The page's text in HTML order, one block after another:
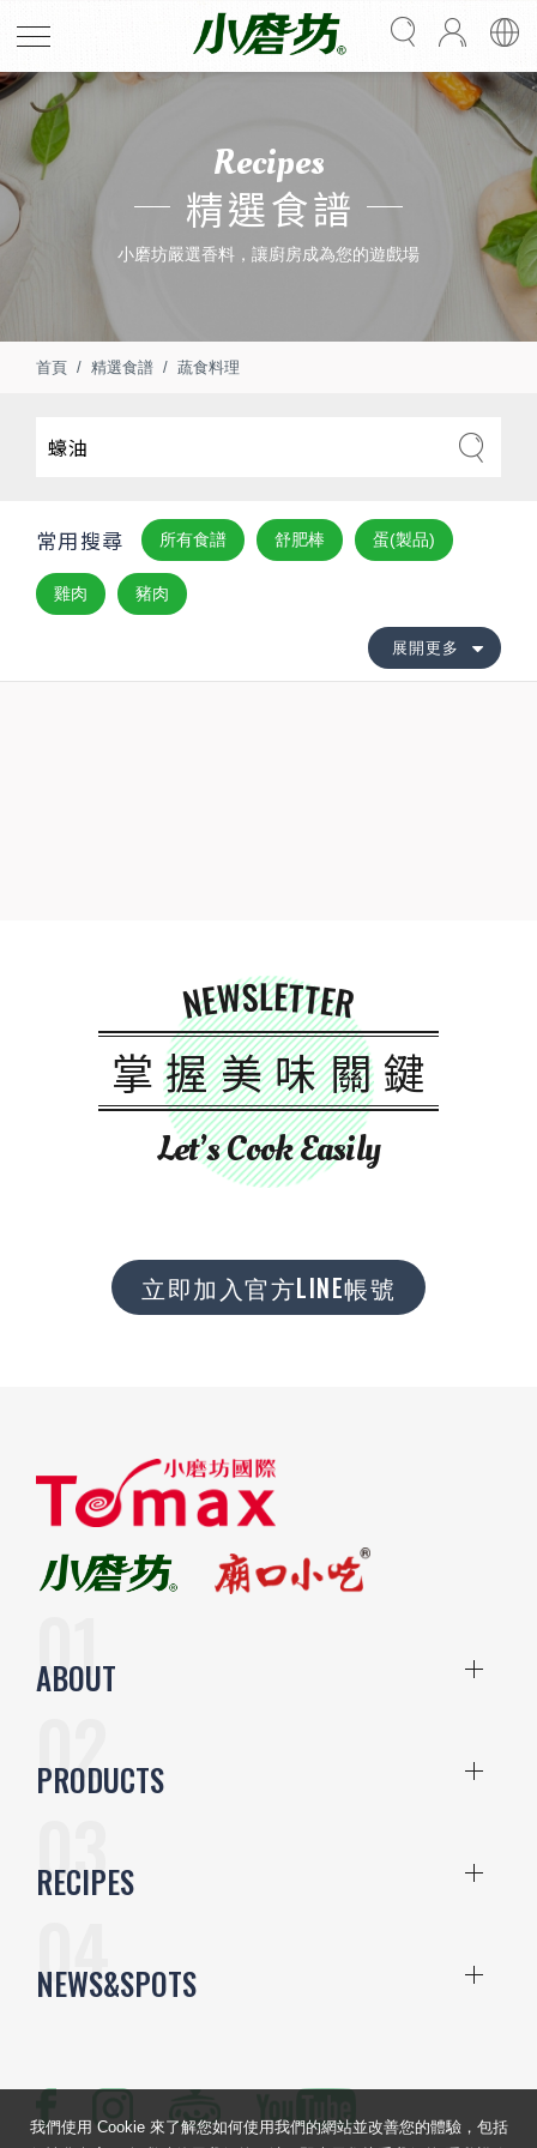
Recipes
精選食譜
小磨坊嚴選香料，讓廚房成為您的遊戲場
首頁 精選食譜 蔬食料理
常用搜尋 所有食譜 舒肥棒 蛋(製品)
雞肉 豬肉
展開更多
NEWSLETTER
掌握美味關鍵
Let’s Cook Easily
立即加入官方LINE帳號
ABOUT
PRODUCTS
RECIPES
NEWS&SPOTS
我們使用 Cookie 來了解您如何使用我們的網站並改善您的體驗，包括